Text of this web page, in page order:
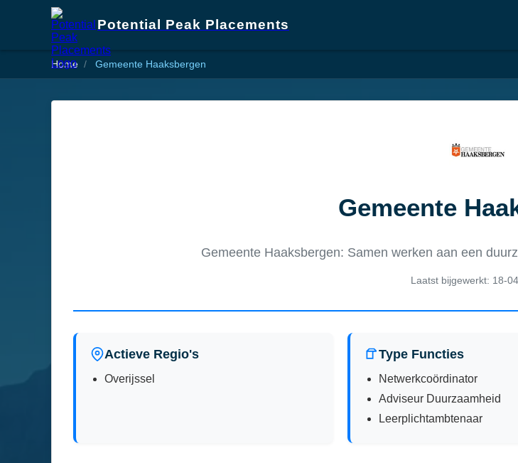
Potential Peak Placements
Home Gemeente Haaksbergen
Gemeente
Gemeente Haaksbergen: Samen werken aan een
Laatst bijgewerkt: 18-
Actieve Regio's
Overijssel
Type Functies
Netwerkcoördinator
Adviseur Duurzaamheid
Leerplichtambtenaar